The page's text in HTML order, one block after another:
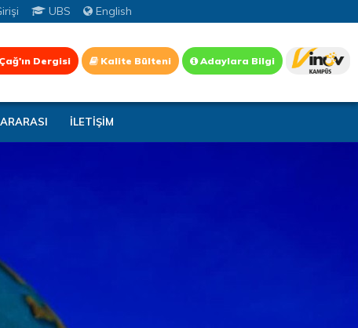
UBS English
Çağ'ın Dergisi Kalite Bülteni Adaylara Bilgi
İLETİŞİM